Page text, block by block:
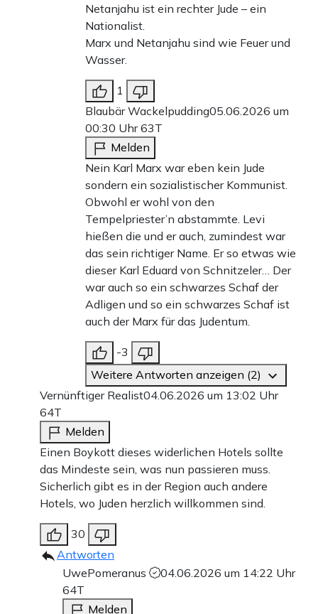
Netanjahu ist ein rechter Jude – ein
Nationalist.
Marx und Netanjahu sind wie Feuer und
Wasser.
1
Blaubär Wackelpudding05.06.2026 um
00:30 Uhr63T
Melden
Nein Karl Marx war eben kein Jude
sondern ein sozialistischer Kommunist.
Obwohl er wohl von den
Tempelpriester’n abstammte. Levi
hießen die und er auch, zumindest war
das sein richtiger Name. Er so etwas wie
dieser Karl Eduard von Schnitzeler… Der
war auch so ein schwarzes Schaf der
Adligen und so ein schwarzes Schaf ist
auch der Marx für das Judentum.
-3
Weitere Antworten anzeigen (2)
Vernünftiger Realist04.06.2026 um 13:02 Uhr
64T
Melden
Einen Boykott dieses widerlichen Hotels sollte
das Mindeste sein, was nun passieren muss.
Sicherlich gibt es in der Region auch andere
Hotels, wo Juden herzlich willkommen sind.
30
Antworten
UwePomeranus
04.06.2026 um 14:22 Uhr
64T
Melden